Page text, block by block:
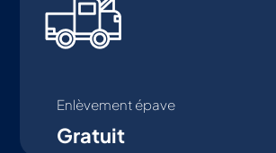
Enlèvement épave
Gratuit